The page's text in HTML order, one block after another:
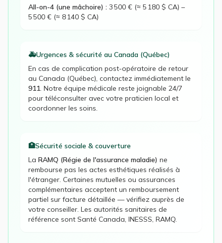
All-on-4 (une mâchoire) : 3 500 € (≈ 5 180 $ CA) –
5 500 € (≈ 8 140 $ CA)
🚑Urgences & sécurité au Canada (Québec)
En cas de complication post-opératoire de retour
au Canada (Québec) , contactez immédiatement le
911 . Notre équipe médicale reste joignable 24/7
pour téléconsulter avec votre praticien local et
coordonner les soins.
🏥Sécurité sociale & couverture
La RAMQ (Régie de l'assurance maladie) ne
rembourse pas les actes esthétiques réalisés à
l'étranger. Certaines mutuelles ou assurances
complémentaires acceptent un remboursement
partiel sur facture détaillée — vérifiez auprès de
votre conseiller. Les autorités sanitaires de
référence sont Santé Canada, INESSS, RAMQ